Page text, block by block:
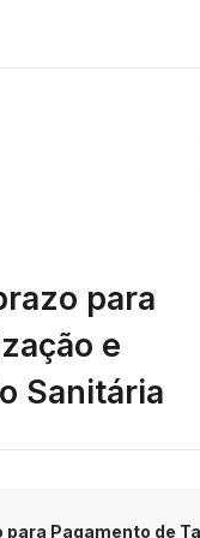
para
e
Sanitária
para Pagamento de